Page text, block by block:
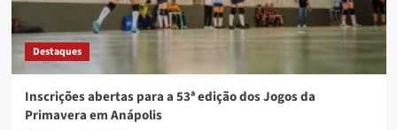
Destaques
Inscrições abertas para a 53ª edição dos Jogos da
Primavera em Anápolis